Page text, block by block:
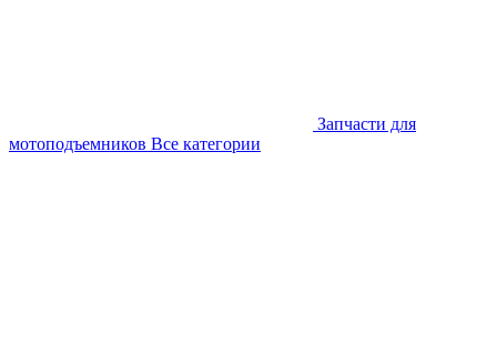
Запчасти для
мотоподъемников Все категории